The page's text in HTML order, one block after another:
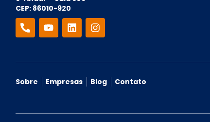
CEP: 86010-920
Sobre Empresas Blog Contato